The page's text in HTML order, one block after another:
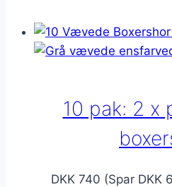
på
10 pak: 2 x
DKK 740 (Spar DKK